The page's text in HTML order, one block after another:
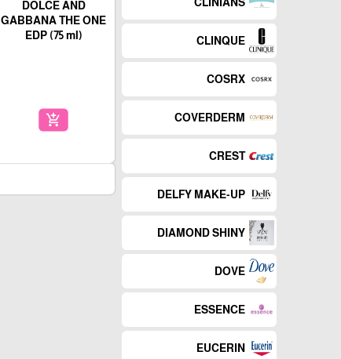
CLINIANS
CLINQUE
COSRX
COVERDERM
CREST
DELFY MAKE-UP
DIAMOND SHINY
DOVE
ESSENCE
EUCERIN
DOLCE AND
GABBANA THE ONE
EDP (75 ml)
add_shopping_cart